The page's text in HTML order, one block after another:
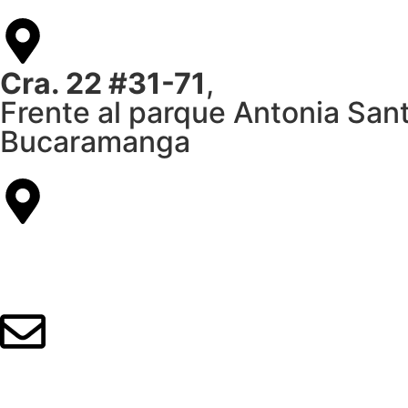
Cra. 22 #31-71,
Frente al parque Antonia
Bucaramanga